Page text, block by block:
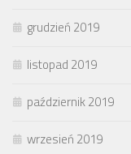
grudzień 2019
listopad 2019
październik 2019
wrzesień 2019